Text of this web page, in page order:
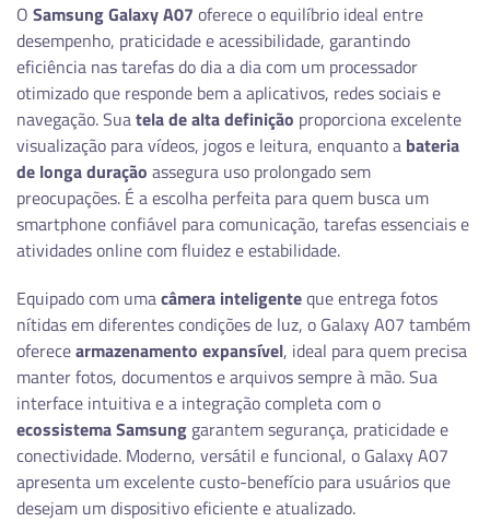
O Samsung Galaxy A07 oferece o equilíbrio ideal entre
desempenho, praticidade e acessibilidade, garantindo
eficiência nas tarefas do dia a dia com um processador
otimizado que responde bem a aplicativos, redes sociais e
navegação. Suatela de alta definição proporciona excelente
visualização para vídeos, jogos e leitura, enquanto a bateria
de longa duração assegura uso prolongado sem
preocupações. É a escolha perfeita para quem busca um
smartphone confiável para comunicação, tarefas essenciais e
atividades online com fluidez e estabilidade.
Equipado com umacâmera inteligenteque entrega fotos
nítidas em diferentes condições de luz, o Galaxy A07 também
oferecearmazenamento expansível, ideal para quem precisa
manter fotos, documentos e arquivos sempre à mão. Sua
interface intuitiva e a integração completa com o
ecossistema Samsung garantem segurança, praticidade e
conectividade. Moderno, versátil e funcional, o Galaxy A07
apresenta um excelente custo-benefício para usuários que
desejam um dispositivo eficiente e atualizado.